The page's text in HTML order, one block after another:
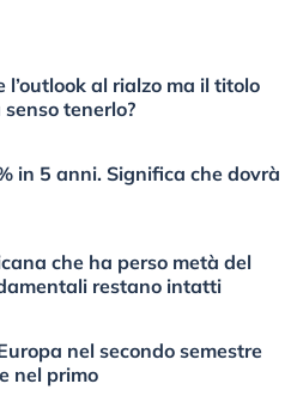
l’outlook al rialzo ma il titolo
tenerlo?
in 5 anni. Significa che dovrà
che ha perso metà del
restano intatti
nel secondo semestre
nel primo